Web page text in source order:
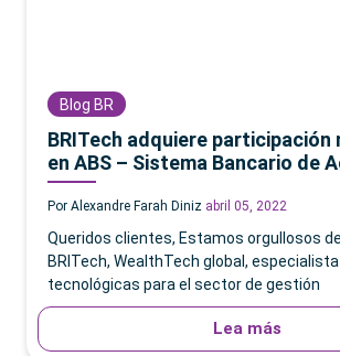
Blog BR
BRITech adquiere participación
en ABS – Sistema Bancario de
Por Alexandre Farah Diniz abril 05, 2022
Queridos clientes, Estamos orgullosos
BRITech, WealthTech global,
tecnológicas para el sector de gestión
Lea más